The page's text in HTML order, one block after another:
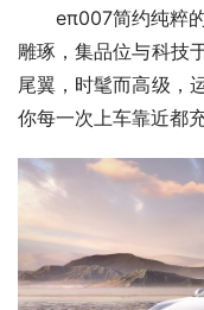
eπ007简约纯粹
雕琢，集品位与科技
尾翼，时髦而高级，
你每一次上车靠近都